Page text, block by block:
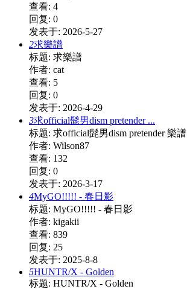
查看: 4
回复: 0
发表于: 2026-5-27
2求樂譜
标题: 求樂譜
作者: cat
查看: 5
回复: 0
发表于: 2026-4-29
3求official髭男dism pretender ...
标题: 求official髭男dism pretender 樂譜
作者: Wilson87
查看: 132
回复: 0
发表于: 2026-3-17
4MyGO!!!!! - 春日影
标题: MyGO!!!!! - 春日影
作者: kigakii
查看: 839
回复: 25
发表于: 2025-8-8
5HUNTR/X - Golden
标题: HUNTR/X - Golden